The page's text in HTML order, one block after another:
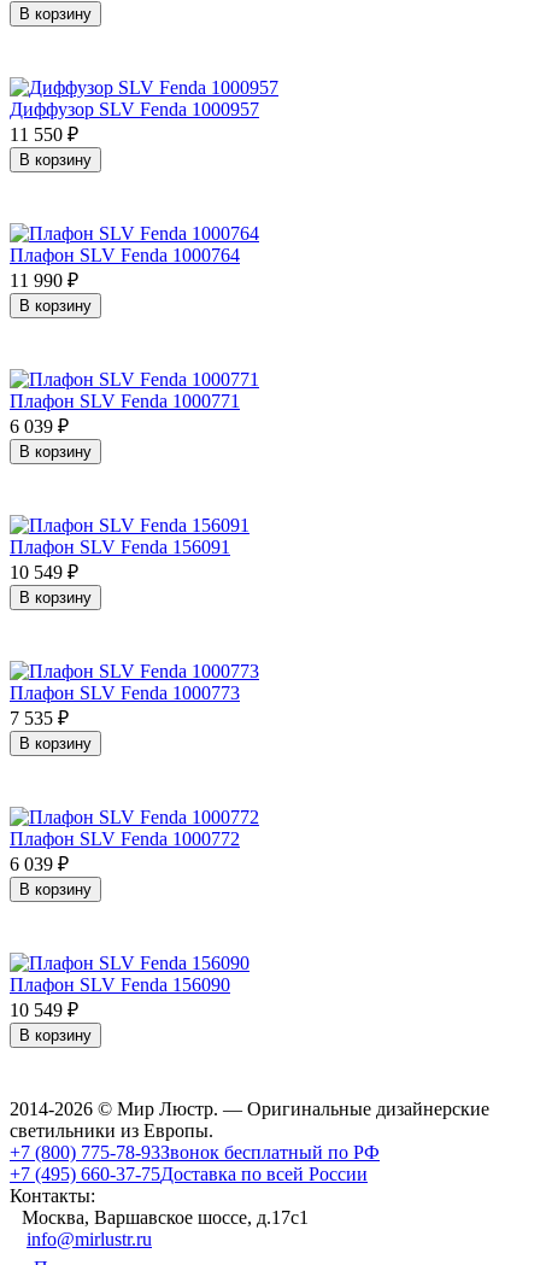
В корзину
Диффузор SLV Fenda 1000957
11 550 ₽
В корзину
Плафон SLV Fenda 1000764
11 990 ₽
В корзину
Плафон SLV Fenda 1000771
6 039 ₽
В корзину
Плафон SLV Fenda 156091
10 549 ₽
В корзину
Плафон SLV Fenda 1000773
7 535 ₽
В корзину
Плафон SLV Fenda 1000772
6 039 ₽
В корзину
Плафон SLV Fenda 156090
10 549 ₽
В корзину
2014-2026 © Мир Люстр. — Оригинальные дизайнерские
светильники из Европы.
+7 (800) 775-78-93Звонок бесплатный по РФ
+7 (495) 660-37-75Доставка по всей России
Контакты:
Москва, Варшавское шоссе, д.17c1
info@mirlustr.ru